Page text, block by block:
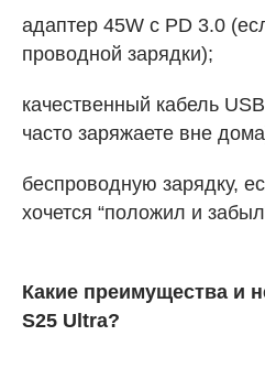
адаптер 45W с PD 3.0
проводной зарядки);
качественный кабель
часто заряжаете вне
беспроводную зарядку,
хочется “положил и
Какие преимущества и
S25 Ultra?